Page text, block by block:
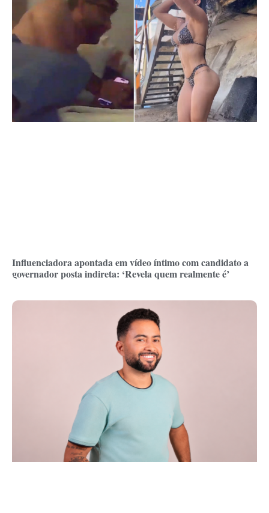
Influenciadora apontada em vídeo íntimo com candidato a
governador posta indireta: ‘Revela quem realmente é’